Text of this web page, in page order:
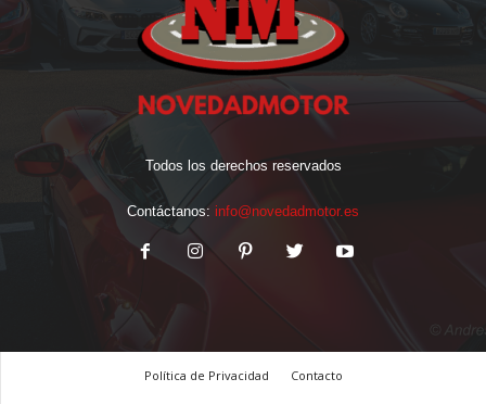
Todos los derechos reservados
Contáctanos: info@novedadmotor.es
Política de Privacidad
Contacto